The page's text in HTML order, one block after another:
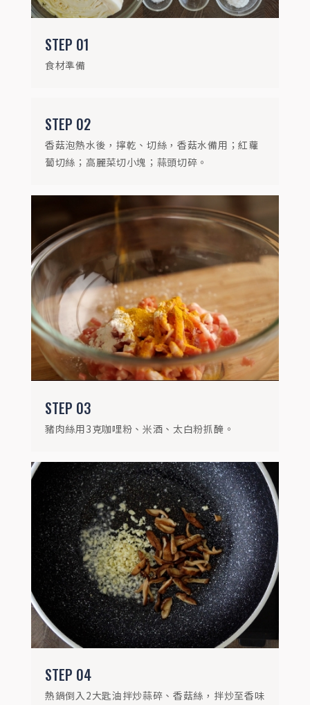
STEP 01
食材準備
STEP 02
香菇泡熱水後，擰乾、切絲，香菇水備用；紅蘿
蔔切絲；高麗菜切小塊；蒜頭切碎。
STEP 03
豬肉絲用3克咖哩粉、米酒、太白粉抓醃。
STEP 04
熱鍋倒入2大匙油拌炒蒜碎、香菇絲，拌炒至香味
STEP03
豬肉絲用3克咖哩粉、米酒、太白粉抓醃。
STEP04
熱鍋倒入2大匙油拌炒蒜碎、香菇絲，拌炒
至香味釋出。
STEP05
原鍋加入豬肉絲拌炒至熟成，撈起備用。